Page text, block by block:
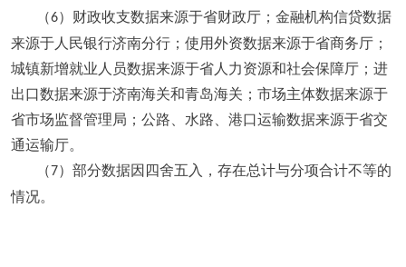
（6）财政收支数据来源于省财政厅；金融机构信贷数据
来源于人民银行济南分行；使用外资数据来源于省商务厅；
城镇新增就业人员数据来源于省人力资源和社会保障厅；进
出口数据来源于济南海关和青岛海关；市场主体数据来源于
省市场监督管理局；公路、水路、港口运输数据来源于省交
通运输厅。
（ 7）部分数据因四舍五入，存在总计与分项合计不等的
情况。